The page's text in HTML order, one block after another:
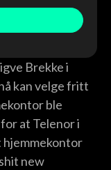
Brekke i
kan velge fritt
ble
at Telenor i
hjemmekontor
new